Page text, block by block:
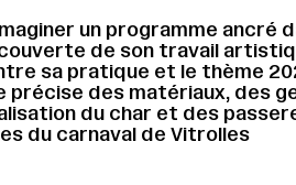
un programme ancré
de son travail
sa pratique et le thème
précise des matériaux, des
du char et des
du carnaval de Vitrolles